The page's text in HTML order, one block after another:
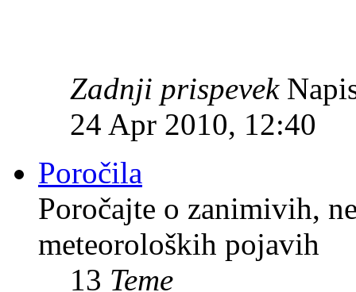
Zadnji prispevek
24 Apr 2010, 12:40
Poročila
Poročajte o zanimivih,
meteoroloških pojavih
13 Teme